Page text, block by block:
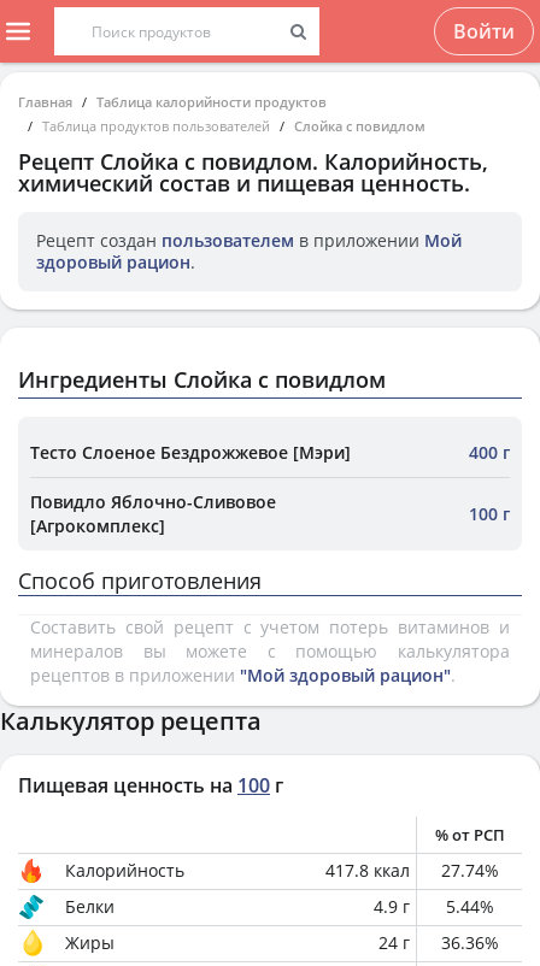
Войти
Главная
Таблица калорийности продуктов
Таблица продуктов пользователей
Слойка с повидлом
Рецепт Слойка с повидлом. Калорийность,
химический состав и пищевая ценность.
Рецепт создан пользователем в приложении Мой
здоровый рацион.
Ингредиенты Слойка с повидлом
Тесто Слоеное Бездрожжевое [Мэри] 400 г
Повидло Яблочно-Сливовое
[Агрокомплекс]
100 г
Способ приготовления
Составить свой рецепт с учетом потерь витаминов и
минералов вы можете с помощью калькулятора
рецептов в приложении "Мой здоровый рацион".
Калькулятор рецепта
Пищевая ценность на 100 г
% от РСП
Калорийность 417.8 ккал 27.74%
Белки
4.9 г 5.44%
Жиры
24 г 36.36%